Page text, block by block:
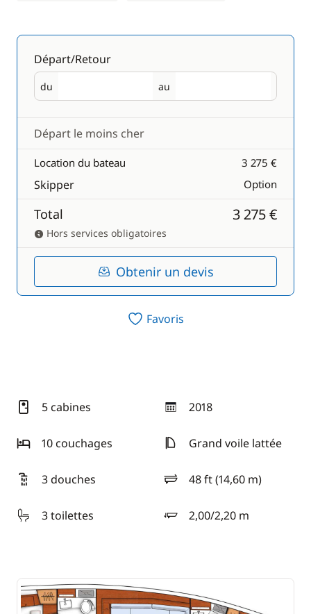
Départ/Retour
du
Départ au
Retour
Départ le moins cher
Location du bateau 3 275 €
Skipper Option
Total 3 275 €
Hors services obligatoires
Obtenir un devis
Favoris
5 cabines 2018
année
10 couchages
Grand voile lattée
3 douches 48 ft (14,60 m)
longueur
3 toilettes
2,00/2,20 m
tirant d'eau